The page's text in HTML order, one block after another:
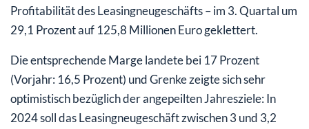
Profitabilität des Leasingneugeschäfts – im 3. Quartal um
29,1 Prozent auf 125,8 Millionen Euro geklettert.
Die entsprechende Marge landete bei 17 Prozent
(Vorjahr: 16,5 Prozent) und Grenke zeigte sich sehr
optimistisch bezüglich der angepeilten Jahresziele: In
2024 soll das Leasingneugeschäft zwischen 3 und 3,2